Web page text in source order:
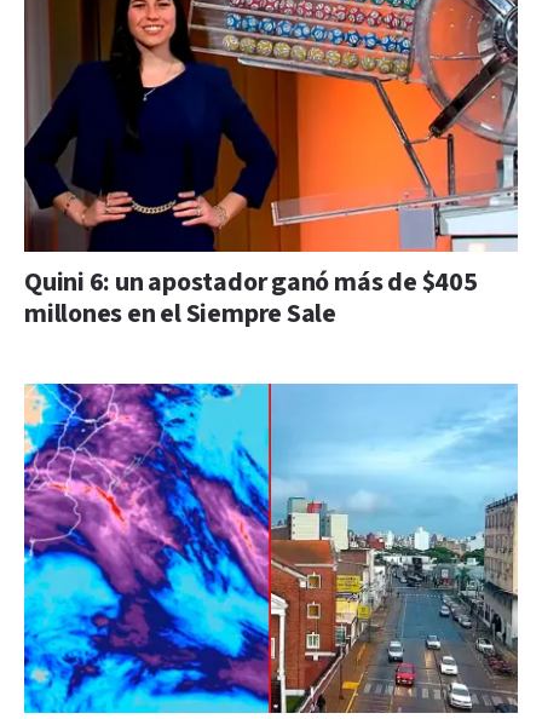
Quini 6: un apostador ganó más de $405
millones en el Siempre Sale